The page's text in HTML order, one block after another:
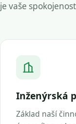
je vaše
Inženýrská
Základ naší